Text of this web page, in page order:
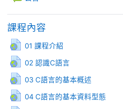
課程內容
01 課程介紹
網址
02 認識C語言
網址
03 C語言的基本概述
網址
04 C語言的基本資料型態
網址